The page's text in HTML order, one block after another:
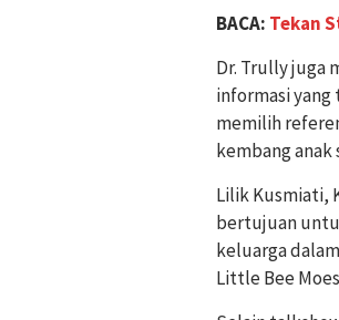
BACA: Tekan
Dr. Trully juga
informasi yang
memilih
kembang anak
Lilik Kusmiati,
bertujuan
keluarga
Little Bee